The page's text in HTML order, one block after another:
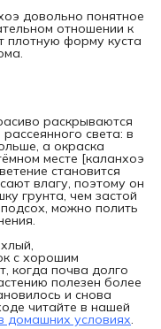
довольно понятное
отношении к
плотную форму куста
раскрываются
света: в
а окраска
месте [каланхоэ
становится
влагу, поэтому он
грунта, чем застой
можно полить
с хорошим
когда почва долго
полезен более
и снова
читайте в нашей
домашних условиях.